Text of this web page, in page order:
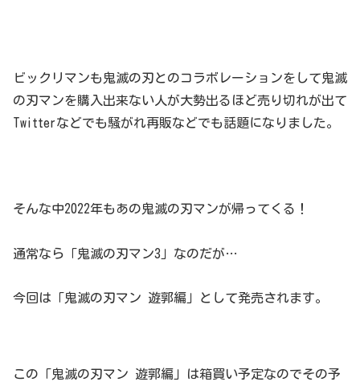
ビックリマンも鬼滅の刃とのコラボレーションをして鬼滅
の刃マンを購入出来ない人が大勢出るほど売り切れが出て
Twitterなどでも騒がれ再販などでも話題になりました。
そんな中2022年もあの鬼滅の刃マンが帰ってくる！
通常なら「鬼滅の刃マン3」なのだが…
今回は「鬼滅の刃マン 遊郭編」として発売されます。
この「鬼滅の刃マン 遊郭編」は箱買い予定なのでその予